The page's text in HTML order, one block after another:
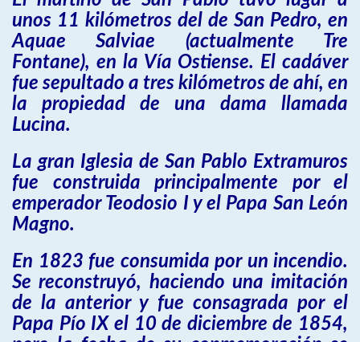
unos 11 kilómetros del de San Pedro, en
Aquae Salviae (actualmente Tre
Fontane), en la Vía Ostiense. El cadáver
fue sepultado a tres kilómetros de ahí, en
la propiedad de una dama llamada
Lucina.
La gran Iglesia de San Pablo Extramuros
fue construida principalmente por el
emperador Teodosio I y el Papa San León
Magno.
En 1823 fue consumida por un incendio.
Se reconstruyó, haciendo una imitación
de la anterior y fue consagrada por el
Papa Pío IX el 10 de diciembre de 1854,